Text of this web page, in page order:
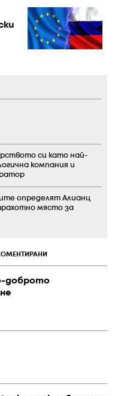
доброто
си като най-
компания и
определят Алианц
място за